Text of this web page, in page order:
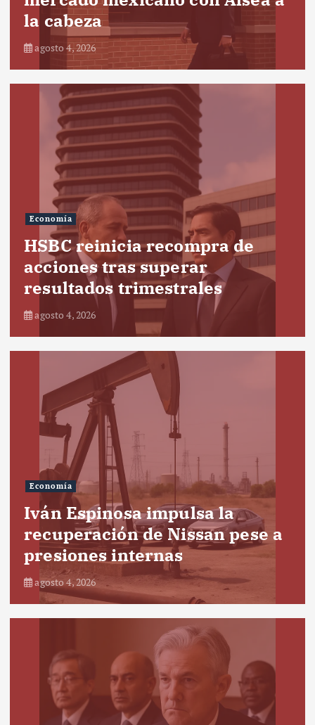
la cabeza
agosto 4, 2026
Economía
HSBC reinicia recompra de
acciones tras superar
resultados trimestrales
agosto 4, 2026
Economía
Iván Espinosa impulsa la
recuperación de Nissan pese a
presiones internas
agosto 4, 2026